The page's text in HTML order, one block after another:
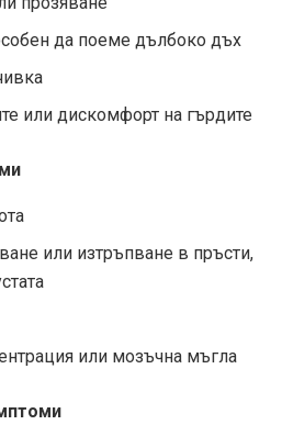
да поеме дълбоко дъх
или дискомфорт на гърдите
или изтръпване в пръсти,
или мозъчна мъгла